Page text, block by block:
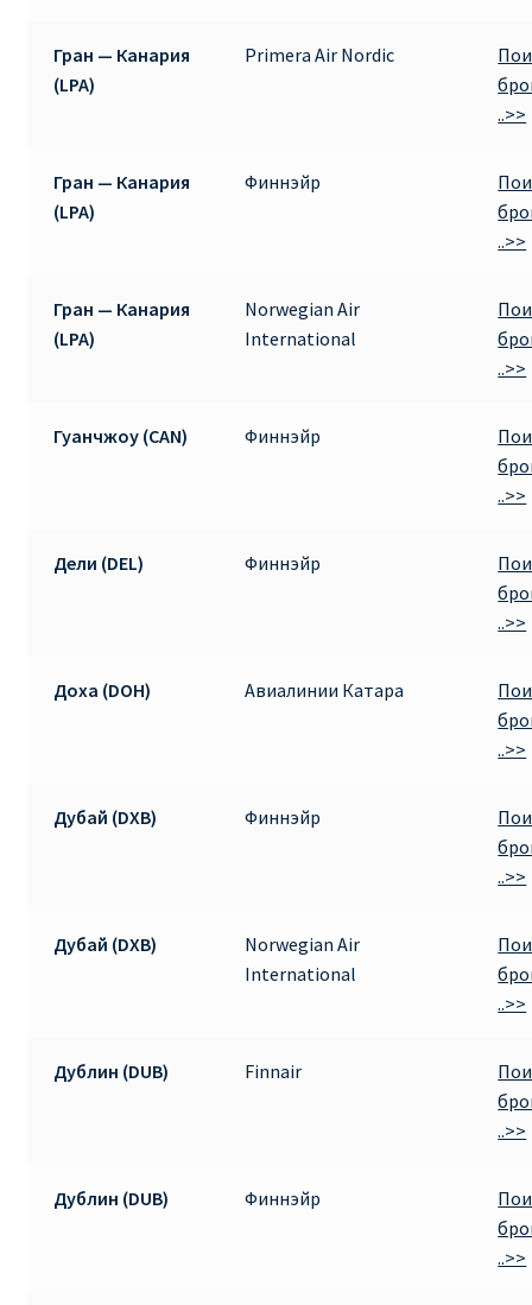
Гран — Канария
(LPA)
Primera Air Nordic
..>>
Гран — Канария
(LPA)
Финнэйр
..>>
Гран — Канария
(LPA)
Norwegian Air
International
..>>
Гуанчжоу (CAN) Финнэйр
..>>
Дели (DEL) Финнэйр
..>>
Доха (DOH) Авиалинии Катара
..>>
Дубай (DXB) Финнэйр
..>>
Дубай (DXB)
Norwegian Air
International
..>>
Дублин (DUB) Finnair
..>>
Дублин (DUB) Финнэйр
..>>